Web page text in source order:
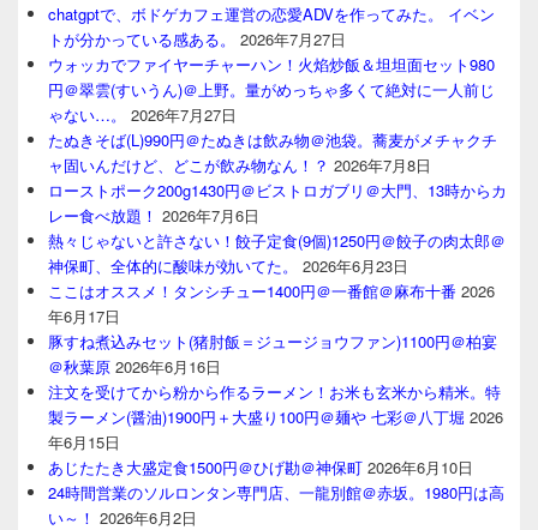
chatgptで、ボドゲカフェ運営の恋愛ADVを作ってみた。 イベン
トが分かっている感ある。
2026年7月27日
ウォッカでファイヤーチャーハン！火焰炒飯＆坦坦面セット980
円＠翠雲(すいうん)＠上野。量がめっちゃ多くて絶対に一人前じ
ゃない…。
2026年7月27日
たぬきそば(L)990円＠たぬきは飲み物＠池袋。蕎麦がメチャクチ
ャ固いんだけど、どこが飲み物なん！？ 2026年7月8日
ローストポーク200g1430円＠ビストロガブリ＠大門、13時からカ
レー食べ放題！ 2026年7月6日
熱々じゃないと許さない！餃子定食(9個)1250円＠餃子の肉太郎＠
神保町、全体的に酸味が効いてた。
2026年6月23日
ここはオススメ！タンシチュー1400円＠一番館＠麻布十番 2026
年6月17日
豚すね煮込みセット(猪肘飯＝ジュージョウファン)1100円＠柏宴
＠秋葉原 2026年6月16日
注文を受けてから粉から作るラーメン！お米も玄米から精米。特
製ラーメン(醤油)1900円＋大盛り100円＠麺や 七彩＠八丁堀 2026
年6月15日
あじたたき大盛定食1500円＠ひげ勘＠神保町 2026年6月10日
24時間営業のソルロンタン専門店、一龍別館＠赤坂。1980円は高
い～！ 2026年6月2日